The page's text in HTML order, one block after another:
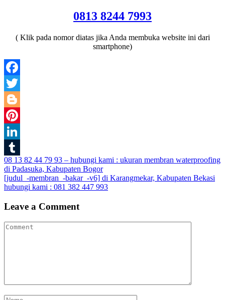
0813 8244 7993
( Klik pada nomor diatas jika Anda membuka website ini dari
smartphone)
Facebook
Twitter
Blogger
Pinterest
LinkedIn
Tumblr
Post
navigation
08 13 82 44 79 93 – hubungi kami : ukuran membran waterproofing
di Padasuka, Kabupaten Bogor
[judul_-membran_-bakar_-v6] di Karangmekar, Kabupaten Bekasi
hubungi kami : 081 382 447 993
Leave a Comment